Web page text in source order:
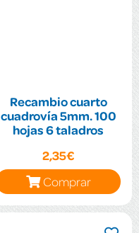
Recambio cuarto
cuadrovía 5mm. 100
hojas 6 taladros
2,35€
Comprar